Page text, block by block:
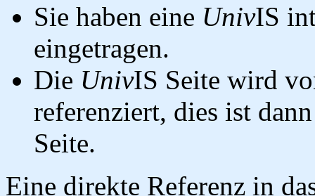
Sie haben eine UnivIS
eingetragen.
Die UnivIS Seite wird
referenziert, dies ist
Seite.
Eine direkte Referenz in